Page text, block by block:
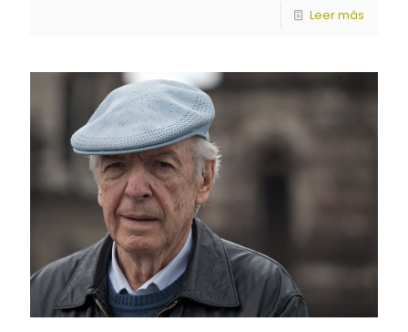
Leer más